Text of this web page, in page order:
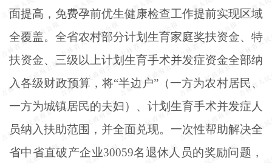
面提高，免费孕前优生健康检查工作提前实现区域
全覆盖。全省农村部分计划生育家庭奖扶资金、特
扶资金、三级以上计划生育手术并发症资金全部纳
入各级财政预算，将“半边户”（一方为农村居民、
一方为城镇居民的夫妇）、计划生育手术并发症人
员纳入扶助范围，并全面兑现。一次性帮助解决全
省中省直破产企业30059名退休人员的奖励问题，